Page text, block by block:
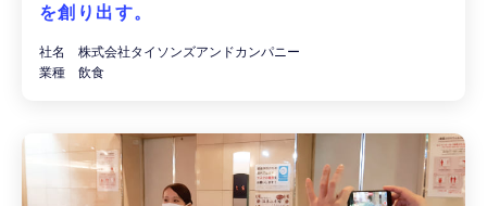
を創り出す。
社名 株式会社タイソンズアンドカンパニー
業種 飲食